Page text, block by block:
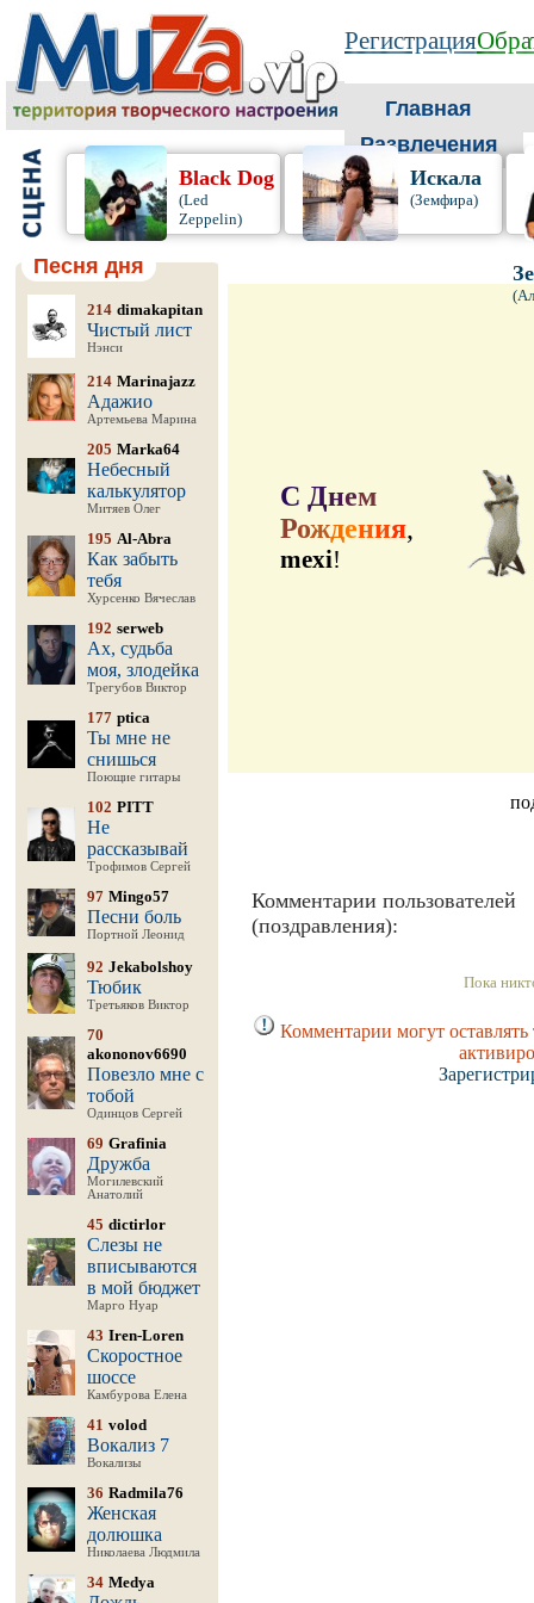
Регистрация
Главная
Развлечения
Black Dog
(Led
Zeppelin)
Искала
(Земфира)
Песня дня
214 dimakapitan
Чистый лист
Нэнси
214 Marinajazz
Адажио
Артемьева Марина
205 Marka64
Небесный
калькулятор
Митяев Олег
195 Al-Abra
Как забыть
тебя
Хурсенко Вячеслав
192 serweb
Ах, судьба
моя, злодейка
Трегубов Виктор
177 ptica
Ты мне не
снишься
Поющие гитары
102 PITT
Не
рассказывай
Трофимов Сергей
97 Mingo57
Песни боль
Портной Леонид
92 Jekabolshoy
Тюбик
Третьяков Виктор
70
akononov6690
Повезло мне с
тобой
Одинцов Сергей
69 Grafinia
Дружба
Могилевский
Анатолий
45 dictirlor
Слезы не
вписываются
в мой бюджет
Марго Нуар
43 Iren-Loren
Скоростное
шоссе
Камбурова Елена
41 volod
Вокализ 7
Вокализы
36 Radmila76
Женская
долюшка
Николаева Людмила
34 Medya
С Днем
Рождения,
mexi!
Комментарии пользователей
(поздравления):
Пока
Комментарии могут оставлять